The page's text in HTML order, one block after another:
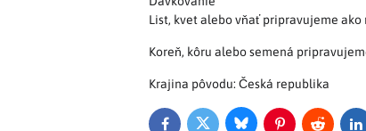
List, kvet alebo vňať pripravujeme
Koreň, kôru alebo semená
Krajina pôvodu: Česká republika
Bluesky